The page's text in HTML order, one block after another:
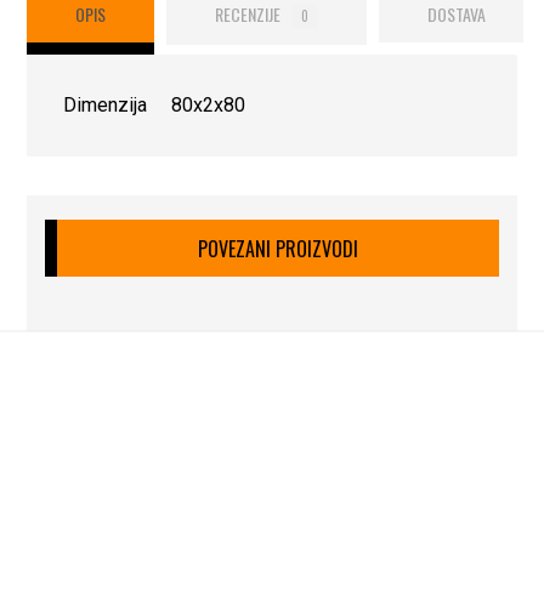
OPIS RECENZIJE 0 DOSTAVA
Dimenzija 80x2x80
POVEZANI PROIZVODI